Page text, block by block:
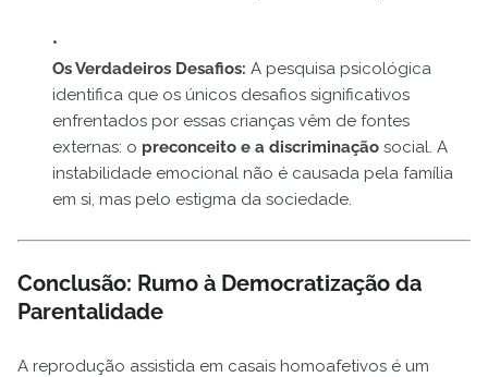
Os Verdadeiros Desafios: A pesquisa psicológica
identifica que os únicos desafios significativos
enfrentados por essas crianças vêm de fontes
externas: o preconceito e a discriminação social. A
instabilidade emocional não é causada pela família
em si, mas pelo estigma da sociedade.
Conclusão: Rumo à Democratização da
Parentalidade
A reprodução assistida em casais homoafetivos é um